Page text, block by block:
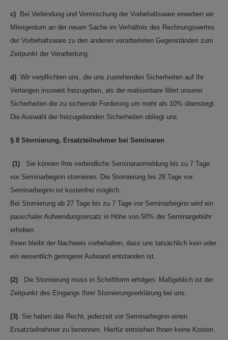
c) Bei Verbindung und Vermischung der Vorbehaltsware erwerben wir
Miteigentum an der neuen Sache im Verhältnis des Rechnungswertes
der Vorbehaltsware zu den anderen verarbeiteten Gegenständen zum
Zeitpunkt der Verarbeitung.
d) Wir verpflichten uns, die uns zustehenden Sicherheiten auf Ihr
Verlangen insoweit freizugeben, als der realisierbare Wert unserer
Sicherheiten die zu sichernde Forderung um mehr als 10% übersteigt.
Die Auswahl der freizugebenden Sicherheiten obliegt uns.
§ 8 Stornierung, Ersatzteilnehmer bei Seminaren
(1) Sie können Ihre verbindliche Seminaranmeldung bis zu 7 Tage
vor Seminarbeginn stornieren. Die Stornierung bis 28 Tage vor
Seminarbeginn ist kostenfrei möglich.
Bei Stornierung ab 27 Tage bis zu 7 Tage vor Seminarbeginn wird ein
pauschaler Aufwendungsersatz in Höhe von 50% der Seminargebühr
erhoben.
Ihnen bleibt der Nachweis vorbehalten, dass uns tatsächlich kein oder
ein wesentlich geringerer Aufwand entstanden ist.
(2) Die Stornierung muss in Schriftform erfolgen. Maßgeblich ist der
Zeitpunkt des Eingangs Ihrer Stornierungserklärung bei uns.
(3) Sie haben das Recht, jederzeit vor Seminarbeginn einen
Ersatzteilnehmer zu benennen. Hierfür entstehen Ihnen keine Kosten.